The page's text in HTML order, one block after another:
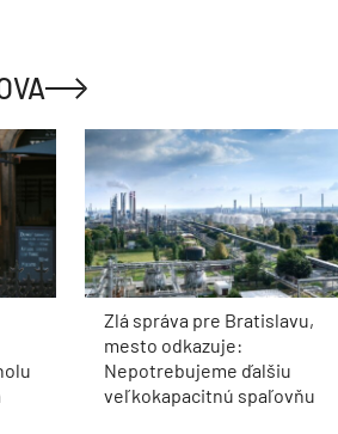
Zlá správa pre Bratislavu,
mesto odkazuje:
Nepotrebujeme ďalšiu
veľkokapacitnú spaľovňu